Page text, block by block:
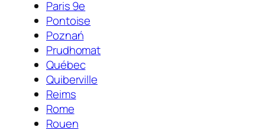
Paris 9e
Pontoise
Poznań
Prudhomat
Québec
Quiberville
Reims
Rome
Rouen